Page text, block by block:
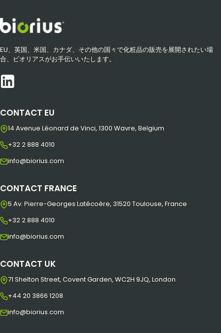
EU、英国、米国、カナダ、その他の国々で化粧品の販売を展開されたい場
合、ビオリアスがお手伝いいたします。
CONTACT EU
14 Avenue Léonard de Vinci, 1300 Wavre, Belgium
+32 2 888 4010
info@biorius.com
CONTACT FRANCE
5 Av. Pierre-Georges Latécoère, 31520 Toulouse, France
+32 2 888 4010
info@biorius.com
CONTACT UK
71 Shelton Street, Covent Garden, WC2H 9JQ, London
+44 20 3866 1208
info@biorius.com